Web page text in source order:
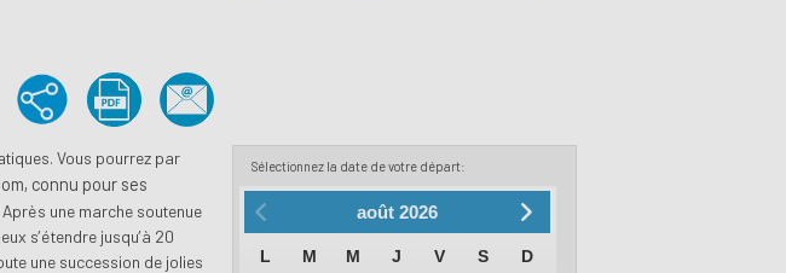
Vous pourrez par
connu pour ses
Après une marche soutenue
s’étendre jusqu’à 20
une succession de jolies
Sélectionnez la date de votre départ:
août 2026
L M M J V S D